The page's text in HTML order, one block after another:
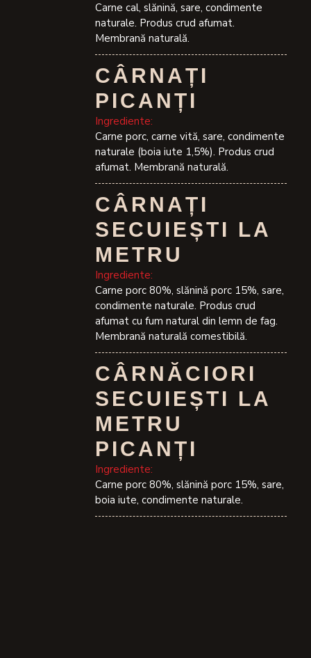
Carne cal, slănină, sare, condimente
naturale. Produs crud afumat.
Membrană naturală.
CÂRNAȚI
PICANȚI
Ingrediente:
Carne porc, carne vită, sare, condimente
naturale (boia iute 1,5%). Produs crud
afumat. Membrană naturală.
CÂRNAȚI
SECUIEȘTI LA
METRU
Ingrediente:
Carne porc 80%, slănină porc 15%, sare,
condimente naturale. Produs crud
afumat cu fum natural din lemn de fag.
Membrană naturală comestibilă.
CÂRNĂCIORI
SECUIEȘTI LA
METRU
PICANȚI
Ingrediente:
Carne porc 80%, slănină porc 15%, sare,
boia iute, condimente naturale.